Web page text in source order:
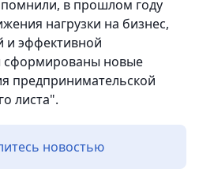
в прошлом году
нагрузки на бизнес,
и эффективной
сформированы новые
предпринимательской
листа".
новостью